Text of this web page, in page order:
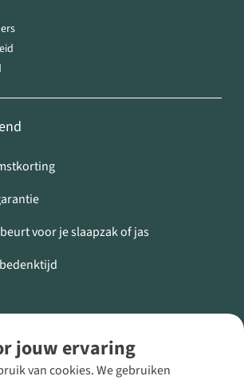
jouw ervaring
van cookies. We gebruiken
voor je slaapzak of jas